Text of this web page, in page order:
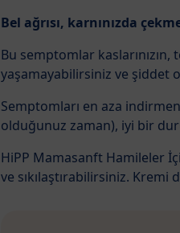
Bel ağrısı, karnınızda
Bu semptomlar
yaşamayabilirsiniz ve şiddet
Semptomları en aza
olduğunuz zaman), iyi bir
HiPP Mamasanft Hamileler
ve sıkılaştırabilirsiniz.